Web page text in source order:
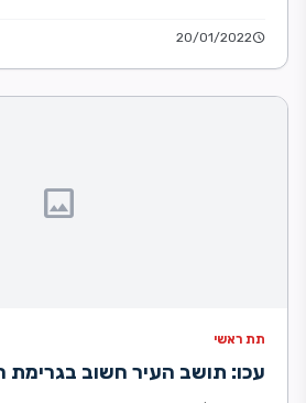
schedule
20/01/2022
image
תת ראשי
עכו: תושב העיר חשוב בגרימת